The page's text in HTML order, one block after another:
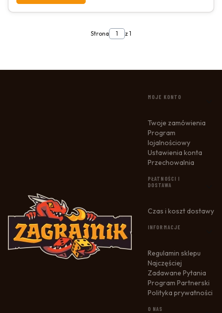
Strona z 1
LINKI W STOPCE
MOJE KONTO
Twoje zamówienia
Program
lojalnościowy
Ustawienia konta
Przechowalnia
PŁATNOŚCI I
DOSTAWA
Czas i koszt dostawy
INFORMACJE
Regulamin sklepu
Najczęściej
Zadawane Pytania
Program Partnerski
Polityka prywatności
O NAS